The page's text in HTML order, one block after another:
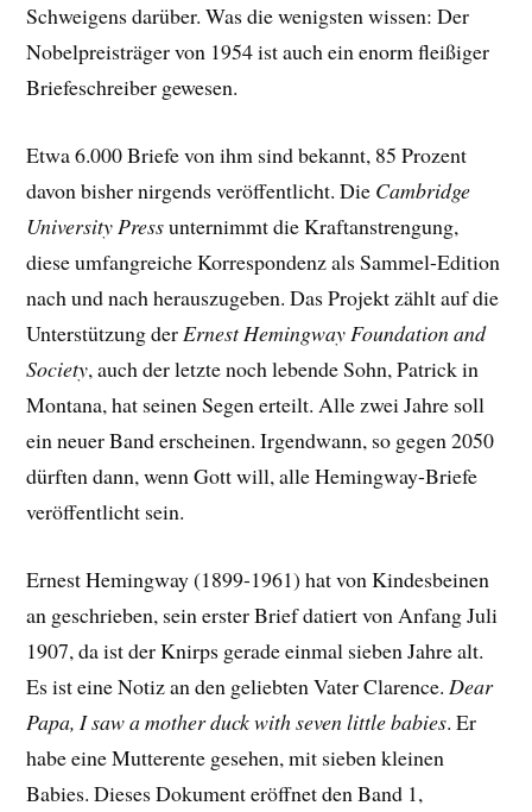
Schweigens darüber. Was die wenigsten wissen: Der
Nobelpreisträger von 1954 ist auch ein enorm fleißiger
Briefeschreiber gewesen.
Etwa 6.000 Briefe von ihm sind bekannt, 85 Prozent
davon bisher nirgends veröffentlicht. Die Cambridge
University Pressunternimmt die Kraftanstrengung,
diese umfangreiche Korrespondenz als Sammel-Edition
nach und nach herauszugeben. Das Projekt zählt auf die
Unterstützung derErnest Hemingway Foundation and
Society, auch der letzte noch lebende Sohn, Patrick in
Montana, hat seinen Segen erteilt. Alle zwei Jahre soll
ein neuer Band erscheinen. Irgendwann, so gegen 2050
dürften dann, wenn Gott will, alle Hemingway-Briefe
veröffentlicht sein.
Ernest Hemingway (1899-1961) hat von Kindesbeinen
an geschrieben, sein erster Brief datiert von Anfang Juli
1907, da ist der Knirps gerade einmal sieben Jahre alt.
Es ist eine Notiz an den geliebten Vater Clarence.Dear
Papa, I saw a mother duck with seven little babies. Er
habe eine Mutterente gesehen, mit sieben kleinen
Babies. Dieses Dokument eröffnet den Band 1,